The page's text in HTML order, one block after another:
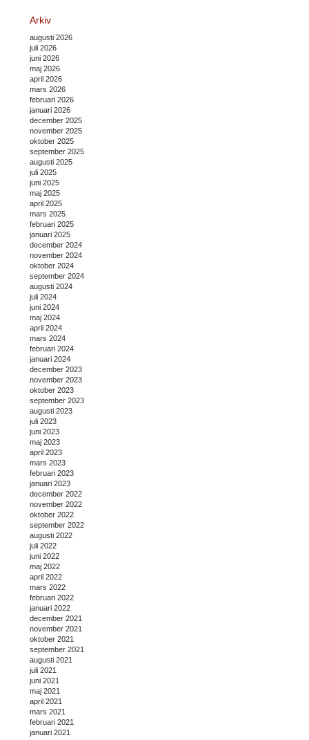
Arkiv
augusti 2026
juli 2026
juni 2026
maj 2026
april 2026
mars 2026
februari 2026
januari 2026
december 2025
november 2025
oktober 2025
september 2025
augusti 2025
juli 2025
juni 2025
maj 2025
april 2025
mars 2025
februari 2025
januari 2025
december 2024
november 2024
oktober 2024
september 2024
augusti 2024
juli 2024
juni 2024
maj 2024
april 2024
mars 2024
februari 2024
januari 2024
december 2023
november 2023
oktober 2023
september 2023
augusti 2023
juli 2023
juni 2023
maj 2023
april 2023
mars 2023
februari 2023
januari 2023
december 2022
november 2022
oktober 2022
september 2022
augusti 2022
juli 2022
juni 2022
maj 2022
april 2022
mars 2022
februari 2022
januari 2022
december 2021
november 2021
oktober 2021
september 2021
augusti 2021
juli 2021
juni 2021
maj 2021
april 2021
mars 2021
februari 2021
januari 2021